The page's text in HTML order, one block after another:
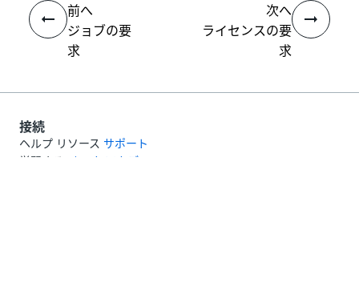
前へ
ジョブの要
求
次へ
ライセンスの要
求
接続
ヘルプ リソース サポート
学習する
UiPath アカデミー